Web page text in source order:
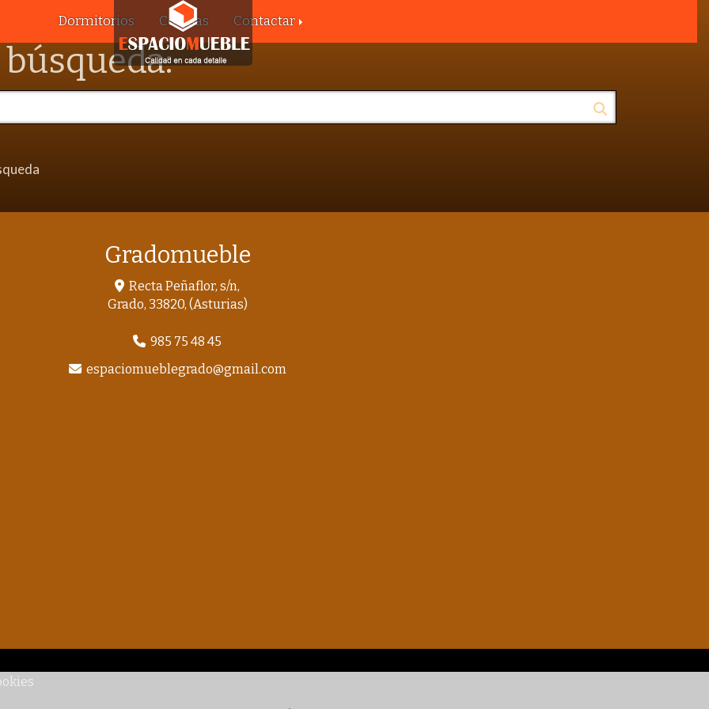
Dormitorios Cocinas Contactar
Gradomueble
Recta Peñaflor, s/n,
Grado, 33820, (Asturias)
985 75 48 45
espaciomueblegrado
gmail.com